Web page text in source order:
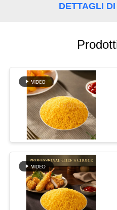
NORME
SULLA
PRIVACY
DETTAGLI